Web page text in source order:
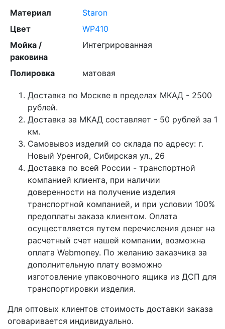
Материал
Staron
Цвет
WP410
Мойка /
раковина
Интегрированная
Полировка матовая
Доставка по Москве в пределах МКАД - 2500
рублей.
Доставка за МКАД составляет - 50 рублей за 1
км.
Самовывоз изделий со склада по адресу: г.
Новый Уренгой, Сибирская ул., 26
Доставка по всей России - транспортной
компанией клиента, при наличии
доверенности на получение изделия
транспортной компанией, и при условии 100%
предоплаты заказа клиентом. Оплата
осуществляется путем перечисления денег на
расчетный счет нашей компании, возможна
оплата Webmoney. По желанию заказчика за
дополнительную плату возможно
изготовление упаковочного ящика из ДСП для
транспортировки изделия.
Для оптовых клиентов стоимость доставки заказа
оговаривается индивидуально.